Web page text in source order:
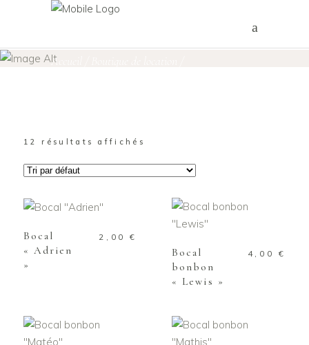
Accueil
12 résultats affichés
PANIER
Bocal
« Adrien
»
2,00€
AJOUTER AU
Bocal
bonbon
« Lewis »
4,00 €
AJOUTER AU
PANIER
AJOUTER AU
PANIER